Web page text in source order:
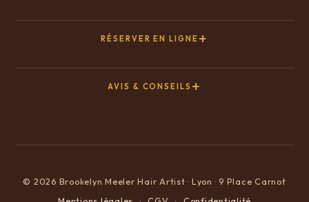
RÉSERVER EN LIGNE
AVIS & CONSEILS
© 2026 Brookelyn Meeler Hair Artist · Lyon · 9 Place Carnot